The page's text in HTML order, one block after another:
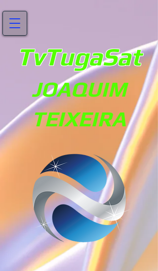
TvTugaSat
JOAQUIM
TEIXEIRA